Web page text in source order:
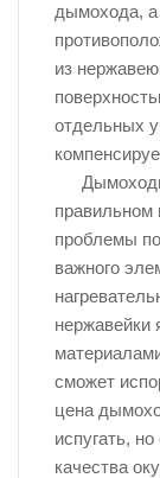
дымохода, а
из
отдельных
правильном
проблемы
важного
нержавейки
сможет
цена
испугать,
качества